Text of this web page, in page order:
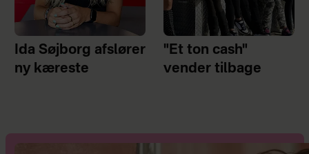
Ida Søjborg afslører
ny kæreste
"Et ton cash"
vender tilbage